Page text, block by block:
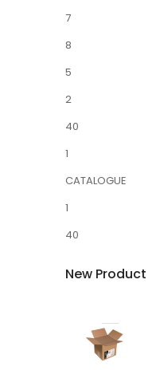
7
8
5
2
40
1
CATALOGUE
1
40
New Product